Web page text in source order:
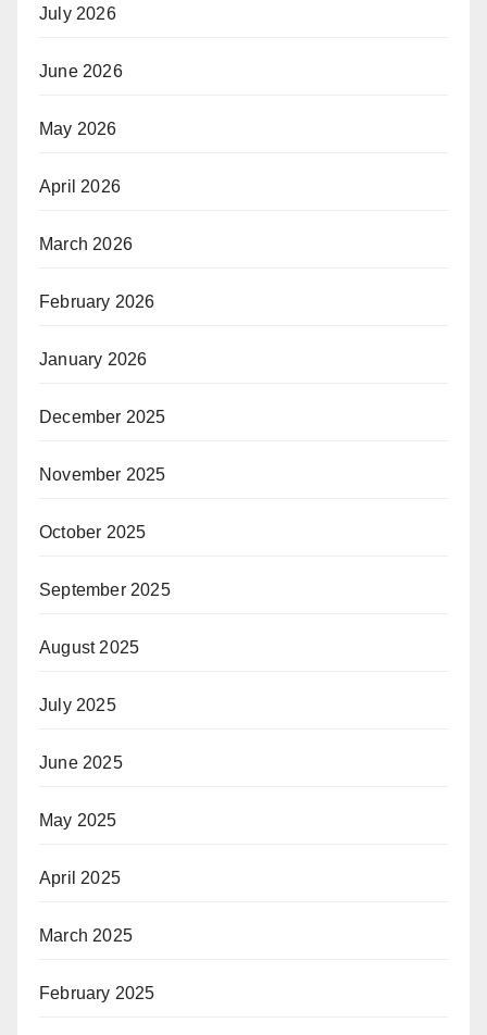
July 2026
June 2026
May 2026
April 2026
March 2026
February 2026
January 2026
December 2025
November 2025
October 2025
September 2025
August 2025
July 2025
June 2025
May 2025
April 2025
March 2025
February 2025